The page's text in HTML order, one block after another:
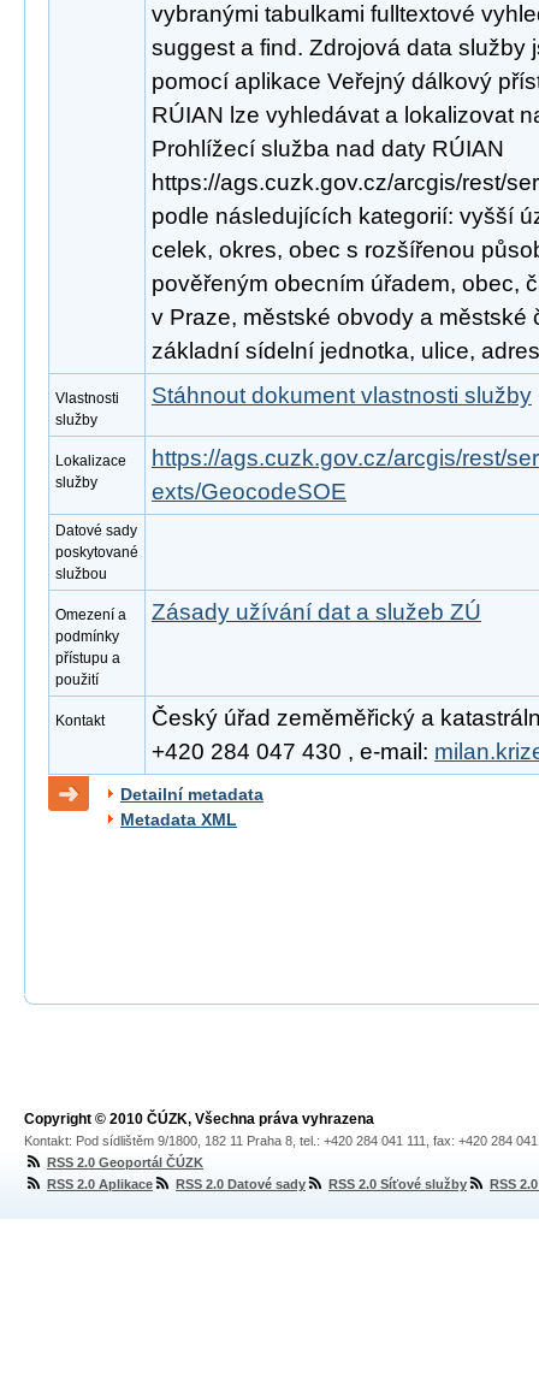
vybranými tabulkami fulltextové
suggest a find. Zdrojová data služby
pomocí aplikace Veřejný dálkový
RÚIAN lze vyhledávat a lokalizovat
Prohlížecí služba nad daty RÚIAN
https://ags.cuzk.gov.cz/arcgis/rest/
podle následujících kategorií: vyšší
celek, okres, obec s rozšířenou
pověřeným obecním úřadem, obec,
v Praze, městské obvody a městské
základní sídelní jednotka, ulice,
Vlastnosti
služby
Stáhnout dokument vlastnosti služby
Lokalizace
služby
https://ags.cuzk.gov.cz/arcgis/rest/
exts/GeocodeSOE
Datové sady
poskytované
službou
Omezení a
podmínky
přístupu a
použití
Zásady užívání dat a služeb ZÚ
Kontakt
Český úřad zeměměřický a
+420 284 047 430 , e-mail:
Detailní metadata
Metadata XML
Copyright © 2010 ČÚZK, Všechna práva vyhrazena
Kontakt: Pod sídlištěm 9/1800, 182 11 Praha 8, tel.: +420 284 041 111, fax: +420 284
RSS 2.0 Geoportál ČÚZK
RSS 2.0 Aplikace
RSS 2.0 Datové sady RSS 2.0 Síťové služby RSS